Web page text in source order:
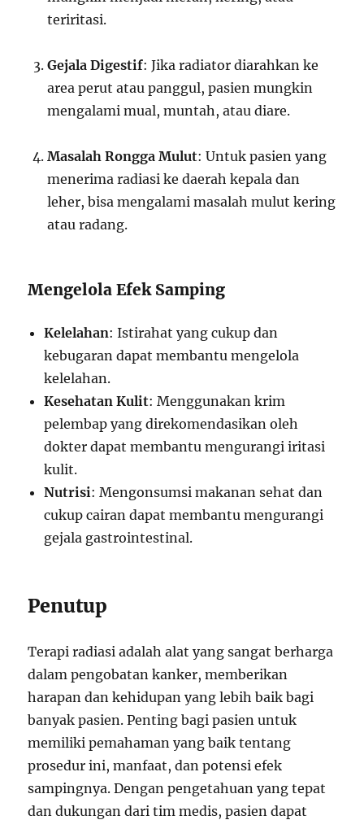
teriritasi.
Gejala Digestif: Jika radiator diarahkan ke
area perut atau panggul, pasien mungkin
mengalami mual, muntah, atau diare.
Masalah Rongga Mulut: Untuk pasien yang
menerima radiasi ke daerah kepala dan
leher, bisa mengalami masalah mulut kering
atau radang.
Mengelola Efek Samping
Kelelahan: Istirahat yang cukup dan
kebugaran dapat membantu mengelola
kelelahan.
Kesehatan Kulit: Menggunakan krim
pelembap yang direkomendasikan oleh
dokter dapat membantu mengurangi iritasi
kulit.
Nutrisi: Mengonsumsi makanan sehat dan
cukup cairan dapat membantu mengurangi
gejala gastrointestinal.
Penutup
Terapi radiasi adalah alat yang sangat berharga
dalam pengobatan kanker, memberikan
harapan dan kehidupan yang lebih baik bagi
banyak pasien. Penting bagi pasien untuk
memiliki pemahaman yang baik tentang
prosedur ini, manfaat, dan potensi efek
sampingnya. Dengan pengetahuan yang tepat
dan dukungan dari tim medis, pasien dapat